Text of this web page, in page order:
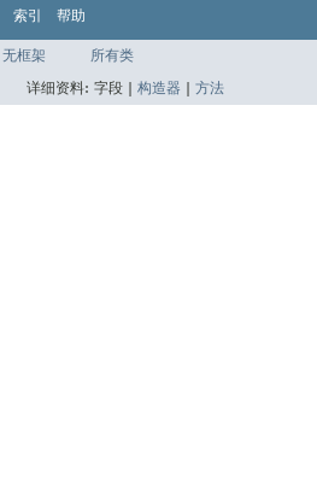
索引 帮助
无框架
所有类
详细资料: 字段 | 构造器 方法